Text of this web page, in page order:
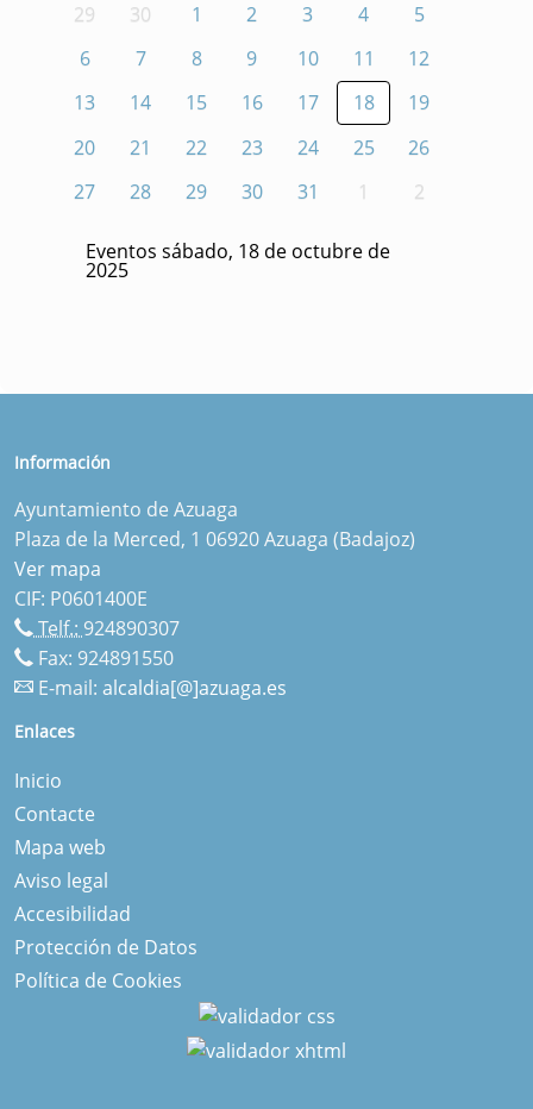
29 30 1 2 3 4
5
6
7 8 9 10 11
12
13
14 15 16 17 18
19
20
21 22 23 24 25
26
27
28 29 30 31 1 2
Eventos sábado, 18 de octubre de
2025
Información
Ayuntamiento de Azuaga
Plaza de la Merced, 1 06920 Azuaga (Badajoz)
Ver mapa
CIF: P0601400E
Telf.: 924890307
Fax: 924891550
E-mail: alcaldia[@]azuaga.es
Enlaces
Inicio
Contacte
Mapa web
Aviso legal
Accesibilidad
Protección de Datos
Política de Cookies